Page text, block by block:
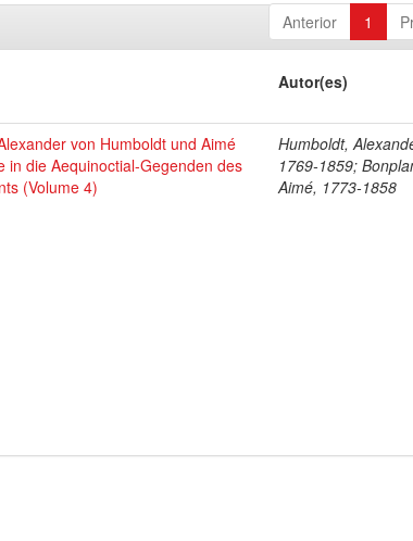
Anterior 1
Autor(es)
von Humboldt und Aimé
in die Aequinoctial-Gegenden des
(Volume 4)
Humboldt,
1769-1859;
Aimé, 1773-1858